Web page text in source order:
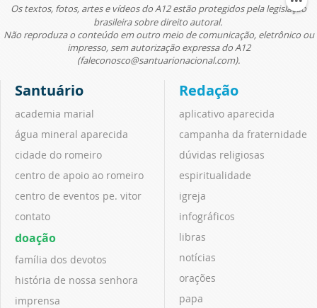
Os textos, fotos, artes e vídeos do A12 estão protegidos pela legislação
brasileira sobre direito autoral.
Não reproduza o conteúdo em outro meio de comunicação, eletrônico ou
impresso, sem autorização expressa do A12
(faleconosco@santuarionacional.com).
Santuário
academia marial
água mineral aparecida
cidade do romeiro
centro de apoio ao romeiro
centro de eventos pe. vitor
contato
doação
família dos devotos
história de nossa senhora
imprensa
Redação
aplicativo aparecida
campanha da fraternidade
dúvidas religiosas
espiritualidade
igreja
infográficos
libras
notícias
orações
papa